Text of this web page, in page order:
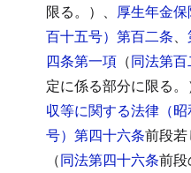
限る。）、 厚生年金
百十五号）第百二条、
四条第一項 （同法第
定に係る部分に限る。
収等に関する法律（
号）第四十六条前段
（同法第四十六条前